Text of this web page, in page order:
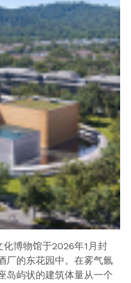
博物馆于2026年1月封
厂的东花园中。在雾气氤
岛屿状的建筑体量从一个